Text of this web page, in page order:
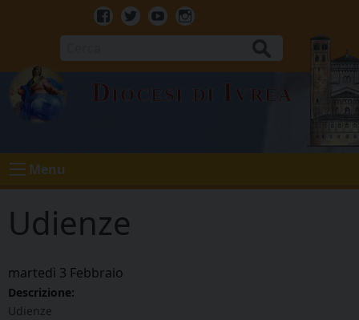
Facebook
TwitterYoutubeInstagram
Diocesi di Ivrea
Menu
Udienze
martedì 3 Febbraio
Descrizione:
Udienze